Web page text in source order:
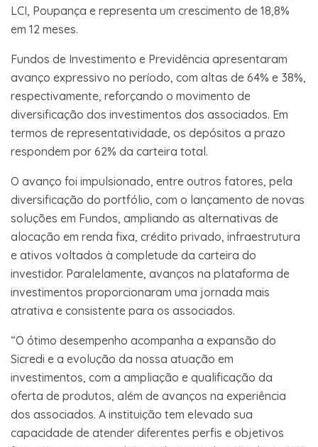
LCI, Poupança e representa um crescimento de 18,8%
em 12 meses.
Fundos de Investimento e Previdência apresentaram
avanço expressivo no período, com altas de 64% e 38%,
respectivamente, reforçando o movimento de
diversificação dos investimentos dos associados. Em
termos de representatividade, os depósitos a prazo
respondem por 62% da carteira total.
O avanço foi impulsionado, entre outros fatores, pela
diversificação do portfólio, com o lançamento de novas
soluções em Fundos, ampliando as alternativas de
alocação em renda fixa, crédito privado, infraestrutura
e ativos voltados à completude da carteira do
investidor. Paralelamente, avanços na plataforma de
investimentos proporcionaram uma jornada mais
atrativa e consistente para os associados.
“O ótimo desempenho acompanha a expansão do
Sicredi e a evolução da nossa atuação em
investimentos, com a ampliação e qualificação da
oferta de produtos, além de avanços na experiência
dos associados. A instituição tem elevado sua
capacidade de atender diferentes perfis e objetivos